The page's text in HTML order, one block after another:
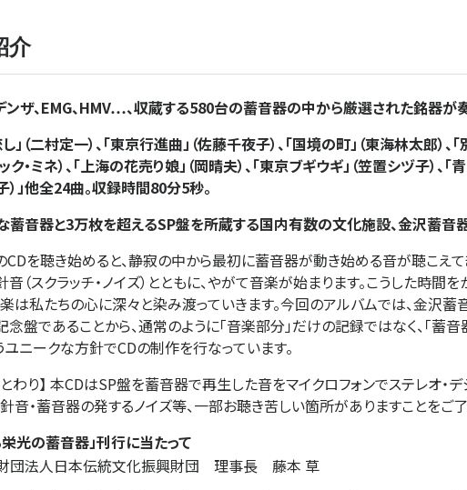
介
ンザ、EMG、HMV…、収蔵する580台の蓄音器の中から厳選された銘器が
」（二村定一）、「東京行進曲」（佐藤千夜子）、「国境の町」（東海林太郎）
ック・ミネ）、「上海の花売り娘」（岡晴夫）、「東京ブギウギ」（笠置シヅ子）、
）」他全24曲。収録時間80分5秒。
蓄音器と3万枚を超えるSP盤を所蔵する国内有数の文化施設、金沢蓄音
を聴き始めると、静寂の中から最初に蓄音器が動き始める音が聴こえて
音（スクラッチ・ノイズ）とともに、やがて音楽が始まります。こうした時
楽は私たちの心に深々と染み渡っていきます。今回のアルバムでは、金沢
念盤であることから、通常のように「音楽部分」だけの記録ではなく、「蓄
ユニークな方針でCDの制作を行なっています。
とわり】 本CDはSP盤を蓄音器で再生した音をマイクロフォンでステレオ
針音・蓄音器の発するノイズ等、一部お聴き苦しい箇所がありますことをご了
栄光の蓄音器」刊行に当たって
団法人日本伝統文化振興財団 理事長 藤本 草